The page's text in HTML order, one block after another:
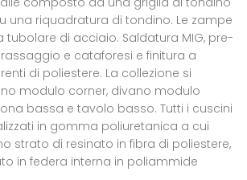
una riquadratura di tondino. Le zampe
di acciaio. Saldatura MIG, pre-
e cataforesi e finitura a
di poliestere. La collezione si
modulo corner, divano modulo
bassa e tavolo basso. Tutti i cuscini
in gomma poliuretanica a cui
strato di resinato in fibra di poliestere,
in federa interna in poliammide